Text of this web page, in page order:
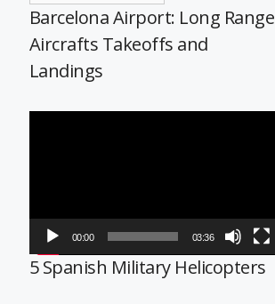
Barcelona Airport: Long Range
Aircrafts Takeoffs and
Landings
00:00 03:36
5 Spanish Military Helicopters